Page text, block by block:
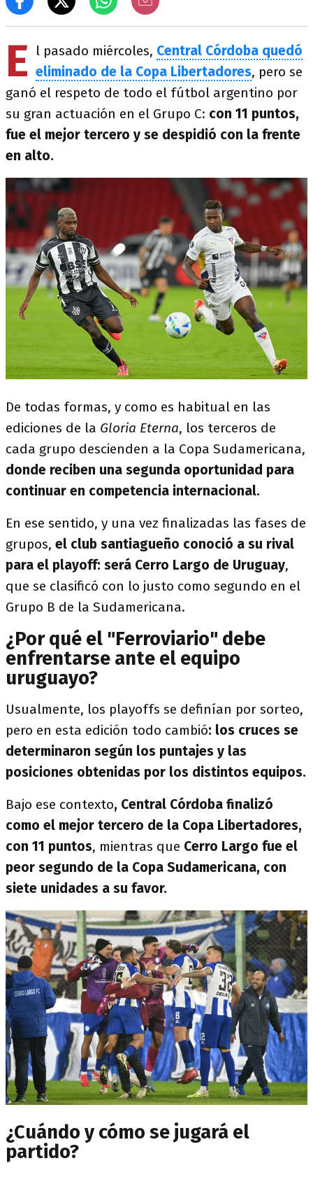
E l pasado miércoles, Central Córdoba quedó
eliminado de la Copa Libertadores, pero se
ganó el respeto de todo el fútbol argentino por
su gran actuación en el Grupo C: con 11 puntos,
fue el mejor tercero y se despidió con la frente
en alto.
De todas formas, y como es habitual en las
ediciones de la Gloria Eterna, los terceros de
cada grupo descienden a la Copa Sudamericana,
donde reciben una segunda oportunidad para
continuar en competencia internacional.
En ese sentido, y una vez finalizadas las fases de
grupos, el club santiagueño conoció a su rival
para el playoff: será Cerro Largo de Uruguay,
que se clasificó con lo justo como segundo en el
Grupo B de la Sudamericana.
¿Por qué el "Ferroviario" debe
enfrentarse ante el equipo
uruguayo?
Usualmente, los playoffs se definían por sorteo,
pero en esta edición todo cambió: los cruces se
determinaron según los puntajes y las
posiciones obtenidas por los distintos equipos.
Bajo ese contexto, Central Córdoba finalizó
como el mejor tercero de la Copa Libertadores,
con 11 puntos, mientras que Cerro Largo fue el
peor segundo de la Copa Sudamericana, con
siete unidades a su favor.
¿Cuándo y cómo se jugará el
partido?